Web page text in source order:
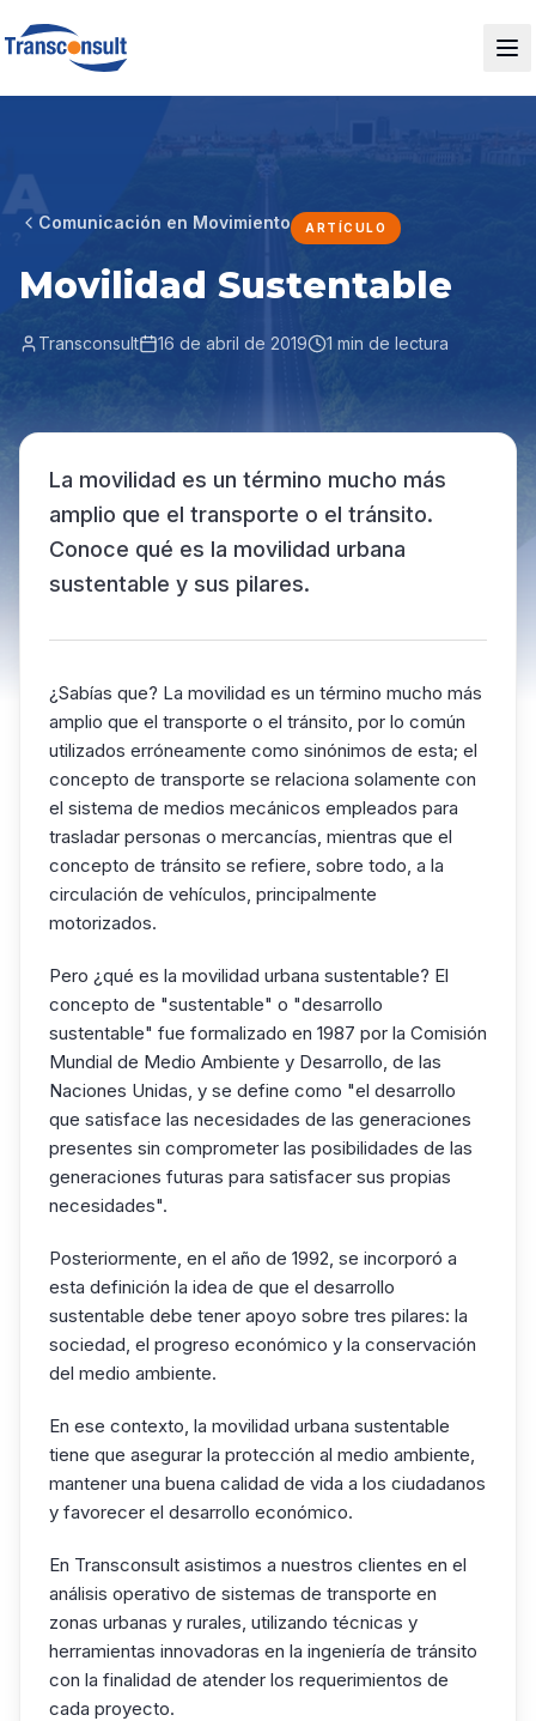
Comunicación en Movimiento ARTÍCULO
Movilidad Sustentable
Transconsult 16 de abril de 2019 1 min de lectura
La movilidad es un término mucho más
amplio que el transporte o el tránsito.
Conoce qué es la movilidad urbana
sustentable y sus pilares.
¿Sabías que? La movilidad es un término mucho más
amplio que el transporte o el tránsito, por lo común
utilizados erróneamente como sinónimos de esta; el
concepto de transporte se relaciona solamente con
el sistema de medios mecánicos empleados para
trasladar personas o mercancías, mientras que el
concepto de tránsito se refiere, sobre todo, a la
circulación de vehículos, principalmente
motorizados.
Pero ¿qué es la movilidad urbana sustentable? El
concepto de "sustentable" o "desarrollo
sustentable" fue formalizado en 1987 por la Comisión
Mundial de Medio Ambiente y Desarrollo, de las
Naciones Unidas, y se define como "el desarrollo
que satisface las necesidades de las generaciones
presentes sin comprometer las posibilidades de las
generaciones futuras para satisfacer sus propias
necesidades".
Posteriormente, en el año de 1992, se incorporó a
esta definición la idea de que el desarrollo
sustentable debe tener apoyo sobre tres pilares: la
sociedad, el progreso económico y la conservación
del medio ambiente.
En ese contexto, la movilidad urbana sustentable
tiene que asegurar la protección al medio ambiente,
mantener una buena calidad de vida a los ciudadanos
y favorecer el desarrollo económico.
En Transconsult asistimos a nuestros clientes en el
análisis operativo de sistemas de transporte en
zonas urbanas y rurales, utilizando técnicas y
herramientas innovadoras en la ingeniería de tránsito
con la finalidad de atender los requerimientos de
cada proyecto.